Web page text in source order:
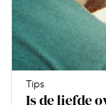
Tips
Is de liefde